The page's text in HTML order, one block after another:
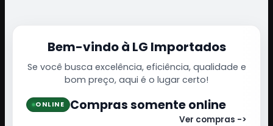
Bem-vindo à LG Importados
Se você busca excelência, eficiência, qualidade e
bom preço, aqui é o lugar certo!
ONLINE Compras somente online
Ver compras ->